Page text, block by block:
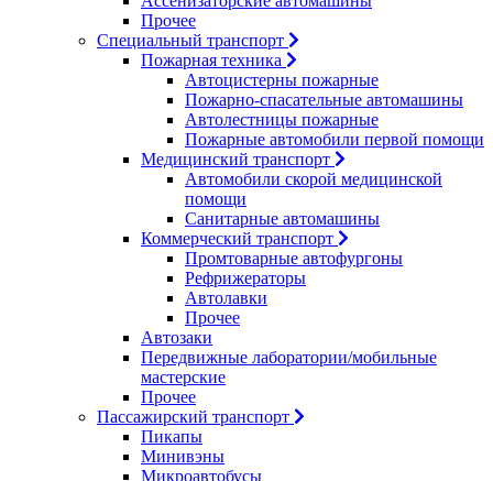
Прочее
Специальный транспорт
Пожарная техника
Автоцистерны пожарные
Пожарно-спасательные автомашины
Автолестницы пожарные
Пожарные автомобили первой помощи
Медицинский транспорт
Автомобили скорой медицинской
помощи
Санитарные автомашины
Коммерческий транспорт
Промтоварные автофургоны
Рефрижераторы
Автолавки
Прочее
Автозаки
Передвижные лаборатории/мобильные
мастерские
Прочее
Пассажирский транспорт
Пикапы
Минивэны
Микроавтобусы